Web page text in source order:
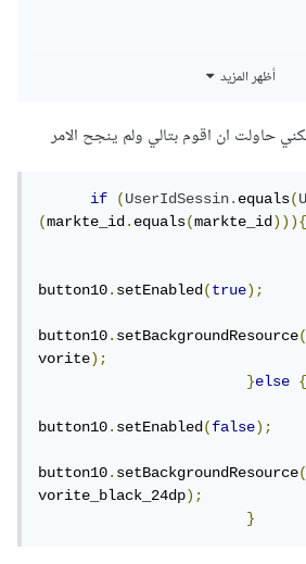
ستقوم بعمل شرط إذا كان المستخدم
إعجاب أو إلغاء إعجاب، قم بتغير هته
صحيح إلى خطأ أو العكس.
أظهر المزيد
حاولت ان اقوم بتالي ولم ينجح الامر
if (UserIdSessin.equals(
(markte_id.equals(markte_id))){
button10.setEnabled(true);
button10.setBackgroundResource
vorite);
}else {
button10.setEnabled(false);
button10.setBackgroundResource
vorite_black_24dp);
}